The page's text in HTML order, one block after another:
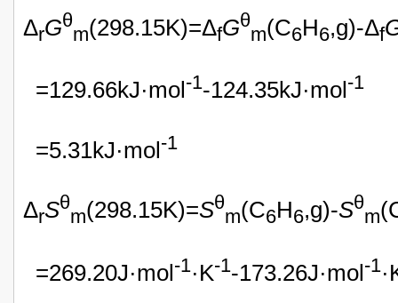
ΔrGθ
m(298.15K)=ΔfGθ
m(C6H6,g)-Δf
=129.66kJ·mol-1-124.35kJ·mol-1
=5.31kJ·mol-1
ΔrSθ
m(298.15K)=Sθ
m(C6H6,g)-Sθ
m
=269.20J·mol-1·K-1-173.26J·mol-1